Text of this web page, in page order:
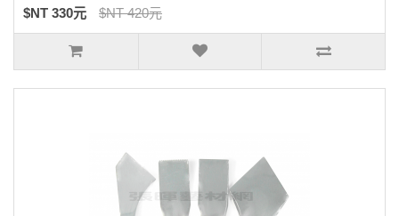
$NT 330元 $NT 420元